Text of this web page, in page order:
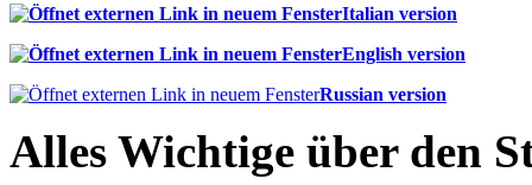
Italian version
English version
Russian version
Alles Wichtige über den